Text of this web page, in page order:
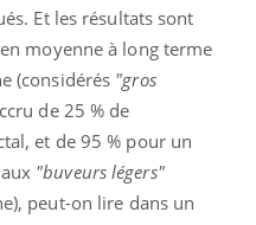
Et les résultats sont
moyenne à long terme
(considérés "gros
de 25 % de
et de 95 % pour un
"buveurs légers"
peut-on lire dans un